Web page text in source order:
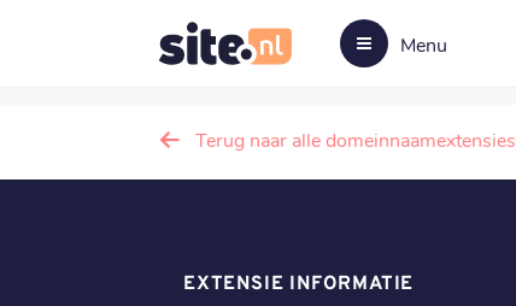
Menu
Terug naar alle domeinnaamextensies
EXTENSIE INFORMATIE